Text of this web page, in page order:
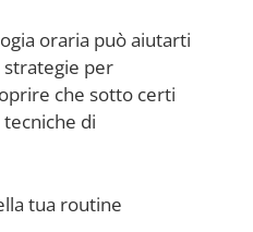
oraria può aiutarti
per
che sotto certi
di
tua routine